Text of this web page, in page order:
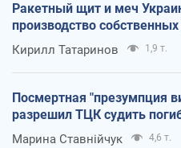
Ракетный щит и меч
производство
Кирилл Татаринов 1,9 т.
Посмертная "презумпция
разрешил ТЦК судить
Марина Ставнійчук 4,6 т.